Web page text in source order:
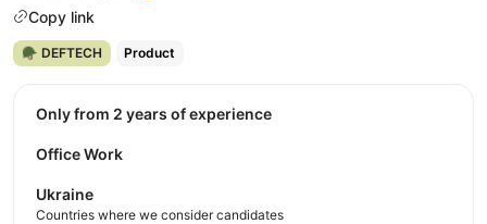
Copy link
🪖 DEFTECH Product
Only from 2 years of experience
Office Work
Ukraine
Countries where we consider candidates